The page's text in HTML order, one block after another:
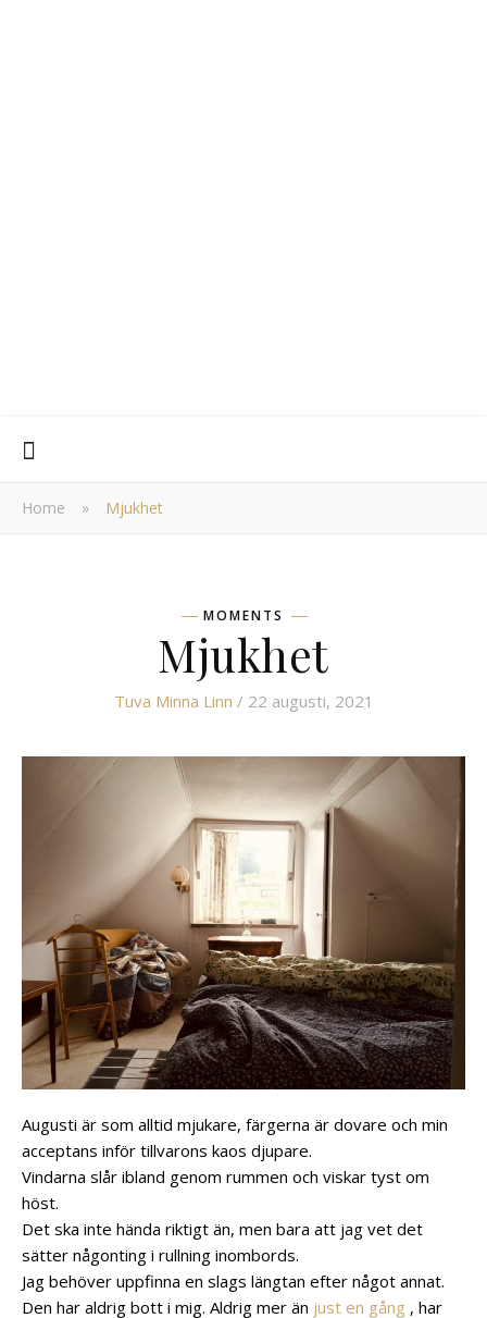
Home » Mjukhet
MOMENTS
Mjukhet
Tuva Minna Linn / 22 augusti, 2021
Augusti är som alltid mjukare, färgerna är dovare och min
acceptans inför tillvarons kaos djupare.
Vindarna slår ibland genom rummen och viskar tyst om
höst.
Det ska inte hända riktigt än, men bara att jag vet det
sätter någonting i rullning inombords.
Jag behöver uppfinna en slags längtan efter något annat.
Den har aldrig bott i mig. Aldrig mer än just en gång , har